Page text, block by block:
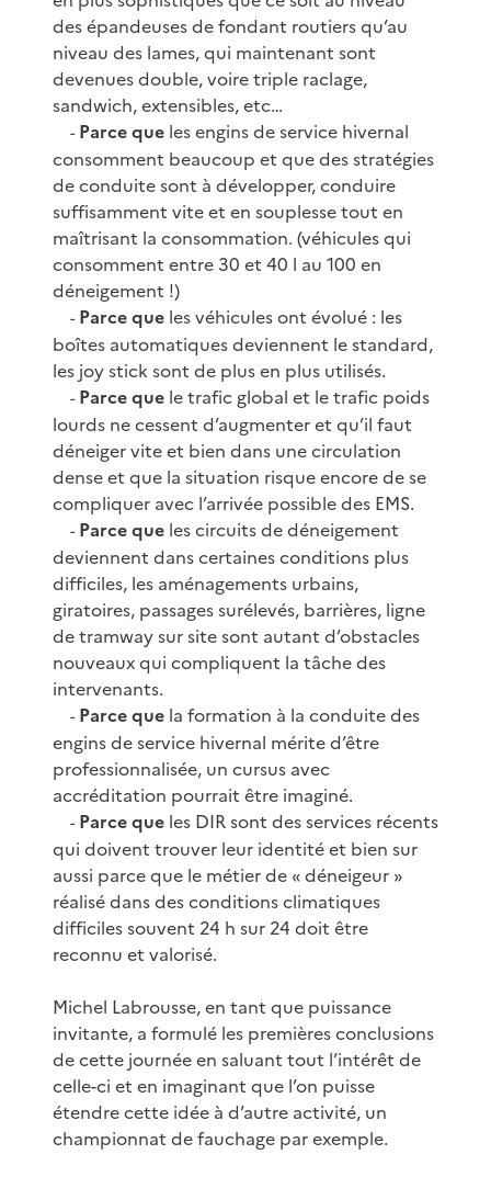
des épandeuses de fondant routiers qu’au
niveau des lames, qui maintenant sont
devenues double, voire triple raclage,
sandwich, extensibles, etc…
- Parce queles engins de service hivernal
consomment beaucoup et que des stratégies
de conduite sont à développer, conduire
suffisamment vite et en souplesse tout en
maîtrisant la consommation. (véhicules qui
consomment entre 30 et 40 l au 100 en
déneigement !)
- Parce queles véhicules ont évolué : les
boîtes automatiques deviennent le standard,
les joy stick sont de plus en plus utilisés.
- Parce quele trafic global et le trafic poids
lourds ne cessent d’augmenter et qu’il faut
déneiger vite et bien dans une circulation
dense et que la situation risque encore de se
compliquer avec l’arrivée possible des EMS.
- Parce queles circuits de déneigement
deviennent dans certaines conditions plus
difficiles, les aménagements urbains,
giratoires, passages surélevés, barrières, ligne
de tramway sur site sont autant d’obstacles
nouveaux qui compliquent la tâche des
intervenants.
- Parce quela formation à la conduite des
engins de service hivernal mérite d’être
professionnalisée, un cursus avec
accréditation pourrait être imaginé.
- Parce queles DIR sont des services récents
qui doivent trouver leur identité et bien sur
aussi parce que le métier de « déneigeur »
réalisé dans des conditions climatiques
difficiles souvent 24 h sur 24 doit être
reconnu et valorisé.
Michel Labrousse, en tant que puissance
invitante, a formulé les premières conclusions
de cette journée en saluant tout l’intérêt de
celle-ci et en imaginant que l’on puisse
étendre cette idée à d’autre activité, un
championnat de fauchage par exemple.